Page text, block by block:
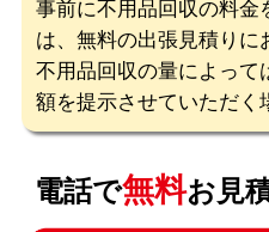
事前に不用品回収の料金
は、無料の出張見積りに
不用品回収の量によって
額を提示させていただく
電話で無料お見